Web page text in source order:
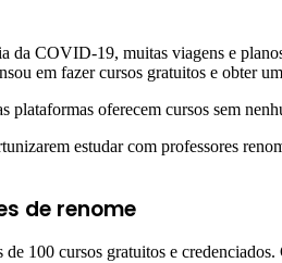
COVID-19, muitas viagens e
em fazer cursos gratuitos e obter
oferecem cursos sem
estudar com professores
de renome
100 cursos gratuitos e